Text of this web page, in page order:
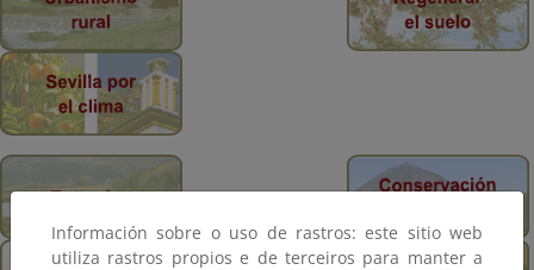
Información sobre o uso de rastros: este sitio web
utiliza rastros propios e de terceiros para manter a